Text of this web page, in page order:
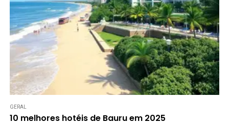
GERAL
10 melhores hotéis de Bauru em 2025